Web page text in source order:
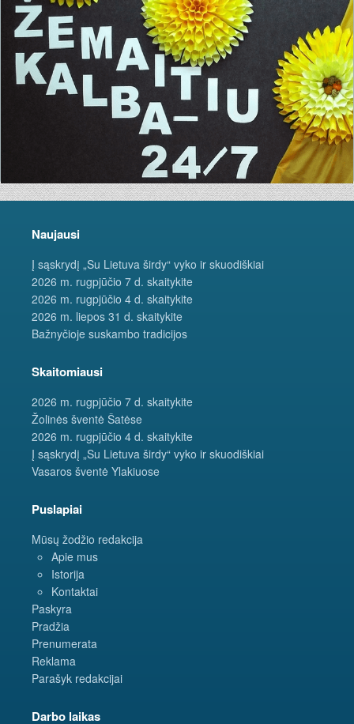
Naujausi
Į sąskrydį „Su Lietuva širdy“ vyko ir skuodiškiai
2026 m. rugpjūčio 7 d. skaitykite
2026 m. rugpjūčio 4 d. skaitykite
2026 m. liepos 31 d. skaitykite
Bažnyčioje suskambo tradicijos
Skaitomiausi
2026 m. rugpjūčio 7 d. skaitykite
Žolinės šventė Šatėse
2026 m. rugpjūčio 4 d. skaitykite
Į sąskrydį „Su Lietuva širdy“ vyko ir skuodiškiai
Vasaros šventė Ylakiuose
Puslapiai
Mūsų žodžio redakcija
Apie mus
Istorija
Kontaktai
Paskyra
Pradžia
Prenumerata
Reklama
Parašyk redakcijai
Darbo laikas